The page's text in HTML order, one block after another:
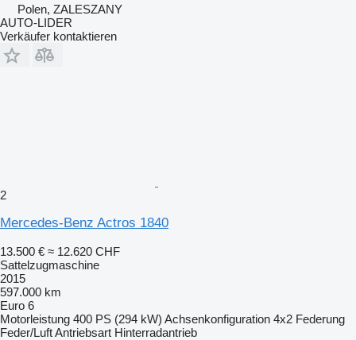
Polen, ZALESZANY
AUTO-LIDER
Verkäufer kontaktieren
2
Mercedes-Benz Actros 1840
13.500 € ≈ 12.620 CHF
Sattelzugmaschine
2015
597.000 km
Euro 6
Motorleistung 400 PS (294 kW) Achsenkonfiguration 4x2 Federung
Feder/LuftAntriebsart Hinterradantrieb